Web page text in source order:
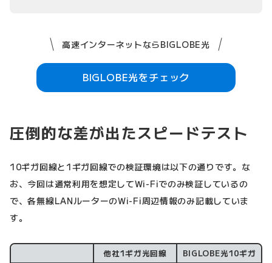
高速インターネットならBIGLOBE光
BIGLOBE光をチェック
圧倒的な差が出たスピードテスト
10ギガ回線と1ギガ回線での検証環境は以下の通りです。な
お、今回は通常利用を想定してWi-Fiでのみ検証しているの
で、各無線LANルーターのWi-Fi周辺情報のみ記載していま
す。
他社1ギガ光回線 BIGLOBE光10ギガ